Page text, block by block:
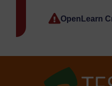
OpenLearn